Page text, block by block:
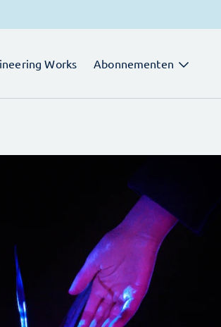
Works Abonnementen